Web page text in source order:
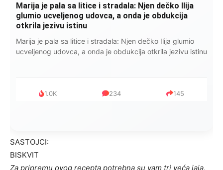
Kad se Marin suprug razbolio ona ga kupala,
pelene mu mijenjala: Jedno jutro je poslao po
čokoladu..
Kad se Marin suprug razbolio ona ga kupala, pelene mu
mijenjala: Jedno jutro je poslao po čokoladu..
999 321 234
SASTOJCI:
BISKVIT
Za pripremu ovog recepta potrebna su vam tri veća jaja,